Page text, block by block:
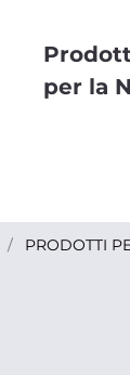
per la
PRODOTTI